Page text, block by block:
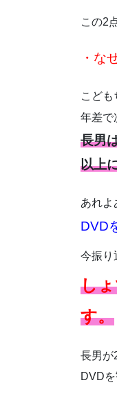
この2
・な
こど
年差で
長男
以上
あれよ
DVD
今振り
し
す。
長男が
DVD